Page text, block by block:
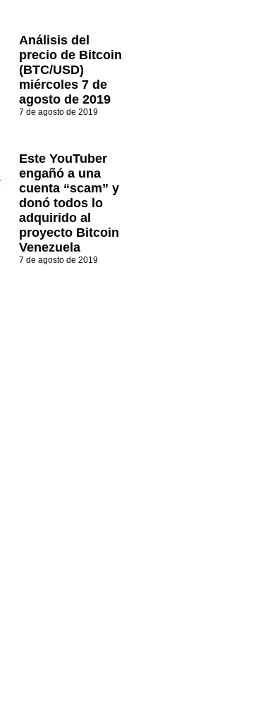
Análisis del
precio de Bitcoin
(BTC/USD)
miércoles 7 de
agosto de 2019
7 de agosto de 2019
Este YouTuber
engañó a una
cuenta “scam” y
donó todos lo
adquirido al
proyecto Bitcoin
Venezuela
7 de agosto de 2019